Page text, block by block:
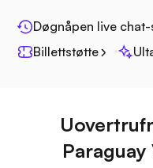
Døgnåpen live
Billettstøtte